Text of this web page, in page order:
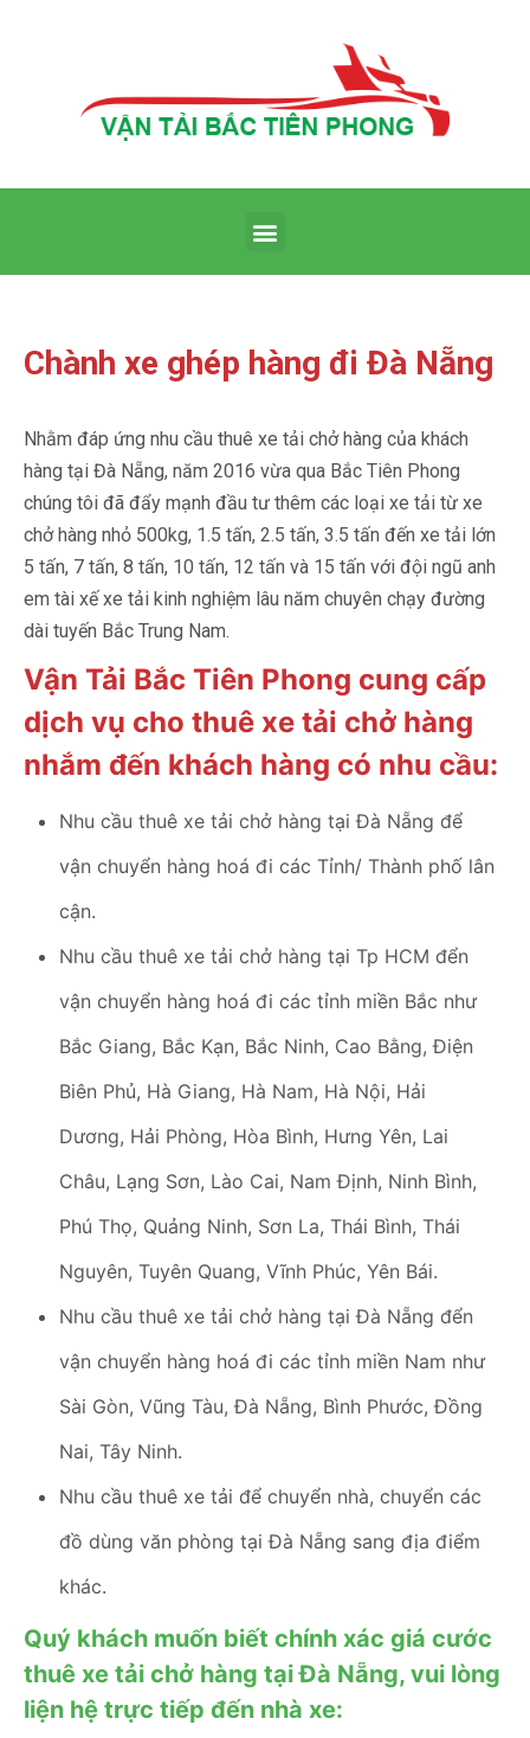
Chành xe ghép hàng đi Đà Nẵng
Nhằm đáp ứng nhu cầu thuê xe tải chở hàng của khách
hàng tại Đà Nẵng, năm 2016 vừa qua Bắc Tiên Phong
chúng tôi đã đẩy mạnh đầu tư thêm các loại xe tải từ xe
chở hàng nhỏ 500kg, 1.5 tấn, 2.5 tấn, 3.5 tấn đến xe tải lớn
5 tấn, 7 tấn, 8 tấn, 10 tấn, 12 tấn và 15 tấn với đội ngũ anh
em tài xế xe tải kinh nghiệm lâu năm chuyên chạy đường
dài tuyến Bắc Trung Nam.
Vận Tải Bắc Tiên Phong cung cấp
dịch vụ cho thuê xe tải chở hàng
nhắm đến khách hàng có nhu cầu:
Nhu cầu thuê xe tải chở hàng tại Đà Nẵng để
vận chuyển hàng hoá đi các Tỉnh/ Thành phố lân
cận.
Nhu cầu thuê xe tải chở hàng tại Tp HCM đển
vận chuyển hàng hoá đi các tỉnh miền Bắc như
Bắc Giang, Bắc Kạn, Bắc Ninh, Cao Bằng, Điện
Biên Phủ, Hà Giang, Hà Nam, Hà Nội, Hải
Dương, Hải Phòng, Hòa Bình, Hưng Yên, Lai
Châu, Lạng Sơn, Lào Cai, Nam Định, Ninh Bình,
Phú Thọ, Quảng Ninh, Sơn La, Thái Bình, Thái
Nguyên, Tuyên Quang, Vĩnh Phúc, Yên Bái.
Nhu cầu thuê xe tải chở hàng tại Đà Nẵng đển
vận chuyển hàng hoá đi các tỉnh miền Nam như
Sài Gòn, Vũng Tàu, Đà Nẵng, Bình Phước, Đồng
Nai, Tây Ninh.
Nhu cầu thuê xe tải để chuyển nhà, chuyển các
đồ dùng văn phòng tại Đà Nẵng sang địa điểm
khác.
Quý khách muốn biết chính xác giá cước
thuê xe tải chở hàng tại Đà Nẵng, vui lòng
liện hệ trực tiếp đến nhà xe: